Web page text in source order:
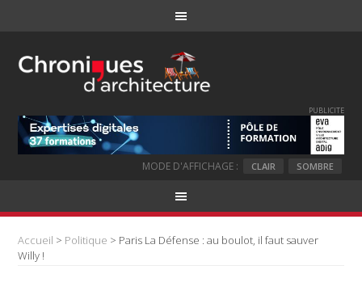
PUBLICITE
MODE D'AFFICHAGE : CLAIR SOMBRE
Accueil > Politique > Paris La Défense : au boulot, il faut sauver
Willy !